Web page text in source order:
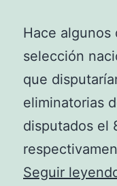
Hace
selección
que
eliminatorias
disputados el
Seguir